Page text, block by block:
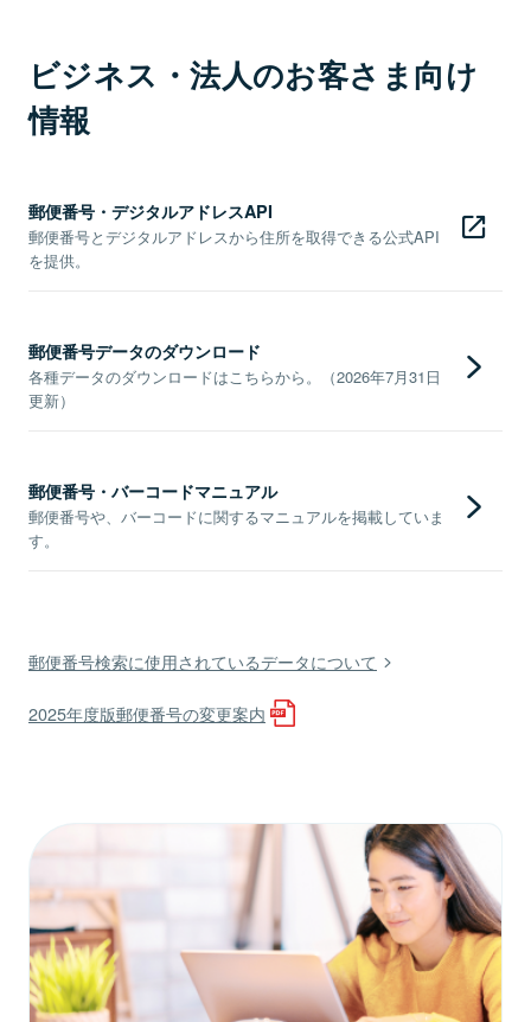
ビジネス・法人のお客さま向け
情報
郵便番号・デジタルアドレスAPI
郵便番号とデジタルアドレスから住所を取得できる公式API
を提供。
郵便番号データのダウンロード
各種データのダウンロードはこちらから。（2026年7月31日
更新）
郵便番号・バーコードマニュアル
郵便番号や、バーコードに関するマニュアルを掲載していま
す。
郵便番号検索に使用されているデータについて
2025年度版郵便番号の変更案内